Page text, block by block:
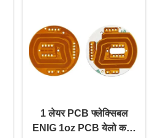
1 लेयर PCB फ्लेक्सिबल
ENIG 1oz PCB येलो कवर